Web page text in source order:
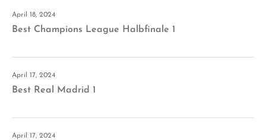
April 18, 2024
Best Champions League Halbfinale 1
April 17, 2024
Best Real Madrid 1
April 17, 2024